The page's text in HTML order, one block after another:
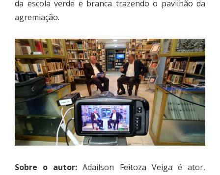
da escola verde e branca trazendo o pavilhão da
agremiação.
Sobre o autor:Adailson Feitoza Veiga é ator,